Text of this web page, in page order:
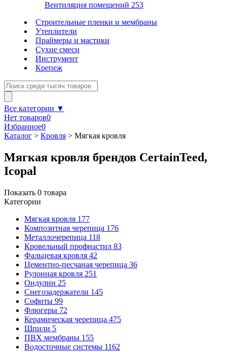
Вентиляция помещений 253
Строительные пленки и мембраны
Утеплители
Праймеры и мастики
Сухие смеси
Инструмент
Крепеж
Все категории ▼
Нет товаров0
Избранное0
Каталог > Кровля > Мягкая кровля
Мягкая кровля брендов CertainTeed,
Icopal
Показать 0 товара
Категории
Мягкая кровля 177
Композитная черепица 176
Металлочерепица 118
Кровельный профнастил 83
Фальцевая кровля 42
Цементно-песчаная черепица 36
Рулонная кровля 251
Ондулин 25
Снегозадержатели 145
Софиты 99
Флюгеры 72
Керамическая черепица 475
Шпили 5
ПВХ мембраны 155
Водосточные системы 1162